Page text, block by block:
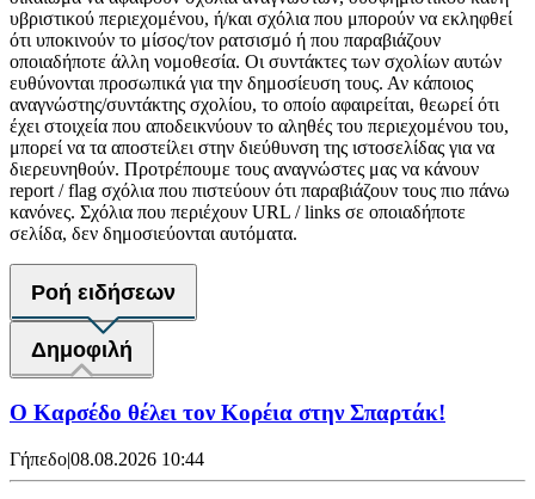
υβριστικού περιεχομένου, ή/και σχόλια που μπορούν να εκληφθεί
ότι υποκινούν το μίσος/τον ρατσισμό ή που παραβιάζουν
οποιαδήποτε άλλη νομοθεσία. Οι συντάκτες των σχολίων αυτών
ευθύνονται προσωπικά για την δημοσίευση τους. Αν κάποιος
αναγνώστης/συντάκτης σχολίου, το οποίο αφαιρείται, θεωρεί ότι
έχει στοιχεία που αποδεικνύουν το αληθές του περιεχομένου του,
μπορεί να τα αποστείλει στην διεύθυνση της ιστοσελίδας για να
διερευνηθούν. Προτρέπουμε τους αναγνώστες μας να κάνουν
report / flag σχόλια που πιστεύουν ότι παραβιάζουν τους πιο πάνω
κανόνες. Σχόλια που περιέχουν URL / links σε οποιαδήποτε
σελίδα, δεν δημοσιεύονται αυτόματα.
Ροή ειδήσεων
Δημοφιλή
Ο Καρσέδο θέλει τον Κορέια στην Σπαρτάκ!
Γήπεδο|08.08.2026 10:44